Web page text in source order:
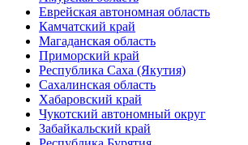
Еврейская автономная область
Камчатский край
Магаданская область
Приморский край
Республика Саха (Якутия)
Сахалинская область
Хабаровский край
Чукотский автономный округ
Забайкальский край